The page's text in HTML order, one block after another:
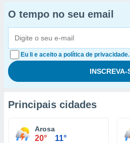
O tempo no seu email
Eu li e aceito a política de privacidade.
Principais cidades
Arosa
20° 11°